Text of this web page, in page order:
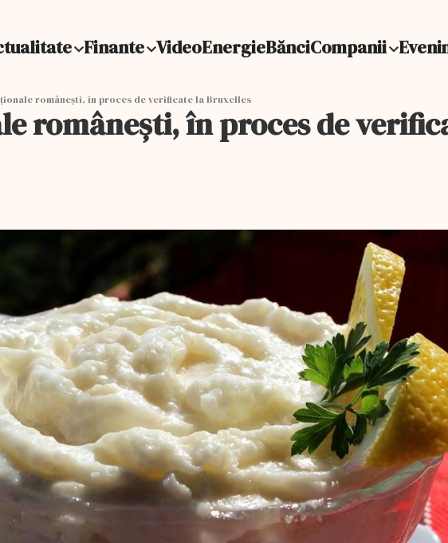
Finante VideoEnergieBănciCompanii
românești, în proces de verificate la Bruxelles
românești, în proces de